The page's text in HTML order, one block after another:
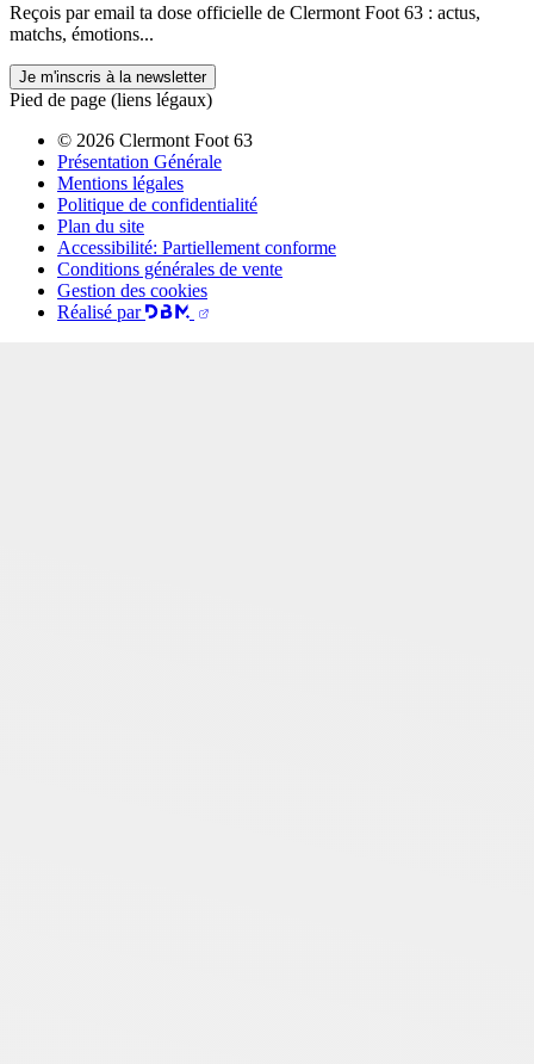
Reçois par email ta dose officielle de Clermont Foot 63 : actus,
matchs, émotions...
Je m'inscris à la newsletter
Pied de page (liens légaux)
© 2026 Clermont Foot 63
Présentation Générale
Mentions légales
Politique de confidentialité
Plan du site
Accessibilité: Partiellement conforme
Conditions générales de vente
Gestion des cookies
Réalisé par